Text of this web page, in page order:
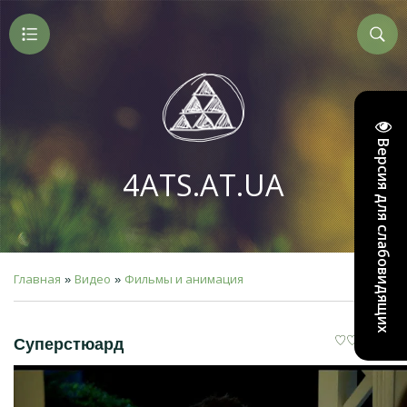
Версия для слабовидящих
4ATS.AT.UA
Главная » Видео » Фильмы и анимация
Суперстюард